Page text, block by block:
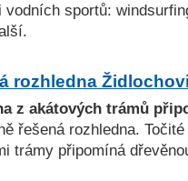
vodních sportů:
rozhledna
z akátových trámů
řešená rozhledna.
trámy připomíná